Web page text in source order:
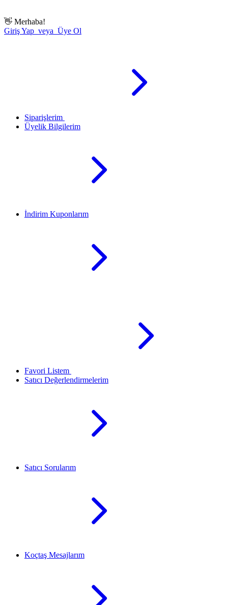
👋 Merhaba!
Giriş Yap veya Üye Ol
Siparişlerim
Üyelik Bilgilerim
İndirim Kuponlarım
Favori Listem
Satıcı Değerlendirmelerim
Satıcı Sorularım
Koçtaş Mesajlarım